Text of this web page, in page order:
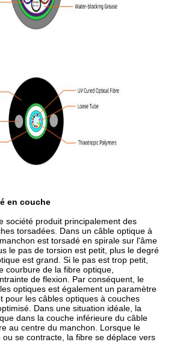
en couche
société produit principalement des
torsadées. Dans un câble optique à
est torsadé en spirale sur l'âme
le pas de torsion est petit, plus le degré
est grand. Si le pas est trop petit,
courbure de la fibre optique,
de flexion. Par conséquent, le
optiques est également un paramètre
pour les câbles optiques à couches
Dans une situation idéale, la
dans la couche inférieure du câble
au centre du manchon. Lorsque le
se contracte, la fibre se déplace vers